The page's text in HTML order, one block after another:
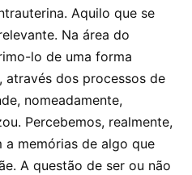
Aquilo que se
Na área do
lo de uma forma
dos processos de
nomeadamente,
Percebemos, realmente,
a memórias de algo que
A questão de ser ou não